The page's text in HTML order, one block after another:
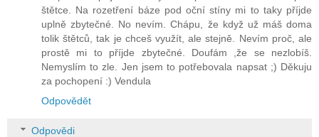
štětce. Na rozetření báze pod oční stíny mi to taky příjde
uplně zbytečné. No nevím. Chápu, že když už máš doma
tolik štětců, tak je chceš využít, ale stejně. Nevím proč, ale
prostě mi to příjde zbytečné. Doufám ,že se nezlobíš.
Nemyslím to zle. Jen jsem to potřebovala napsat ;) Děkuju
za pochopení :) Vendula
Odpovědět
Odpovědi